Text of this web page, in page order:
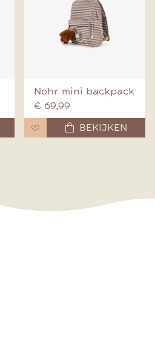
Nohr mini backpack
€ 69,99
BEKIJKEN